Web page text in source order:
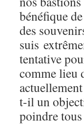
bénéfique
des
suis
tentative
comme lieu
t-il un
poindre